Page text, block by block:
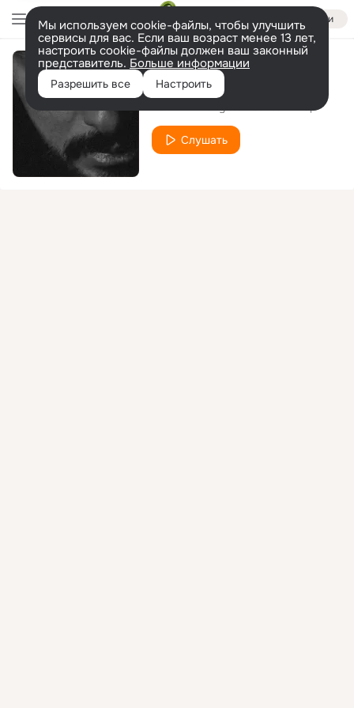
Войти
Мы используем cookie-файлы, чтобы улучшить
сервисы для вас. Если ваш возраст менее 13 лет,
настроить cookie-файлы должен ваш законный
представитель. Больше информации
Разрешить все Настроить
Гори и сгорай
Santa Hreep
Слушать